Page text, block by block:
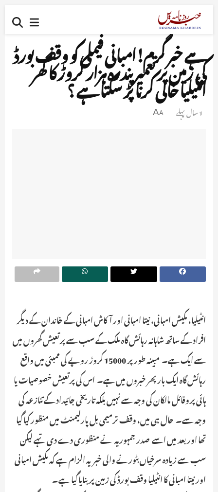
ہے خبر گرم!امبانی فیملی کو وقف بورڈ
کی زمین پر تعمیر پندرہ ہزار کروڑ کا گھر
انٹیلیا خالی کرنا پڑ سکتا ہے ؟
1 سال پہلے A
A
انٹیلیا، مکیش امبانی، نیتا امبانی اور آکاش امبانی کے خاندان کے دیگر
افراد کے ساتھ شاہانہ رہائش گاہ ملک کے سب سے پرتعیش گھروں میں
سے ایک ہے۔ مبینہ طور پر 15000 کروڑ روپے کی ممبئی میں واقع
رہائش گاہ ایک بار پھر خبروں میں ہے۔ اس کی پرتعیش خصوصیات یا
ہائی پروفائل مالکان کی وجہ سے نہیں بلکہ تاریخی جائیداد کے تنازعہ کی
وجہ سے۔ حال ہی میں، وقف ترمیمی بل پارلیمنٹ میں منظور کیا گیا
تھا اور بعد میں اسے صدر جمہوریہ نے منظوری دے دی تہے لیکن
سب سے زیادہ سرخیاں بٹورنے والی خبر یہ الزام ہے کہ مکیش امبانی
اور نیتا امبانی کا انٹیلیا وقف بورڈ کی زمین پر بنایا گیا ہے۔